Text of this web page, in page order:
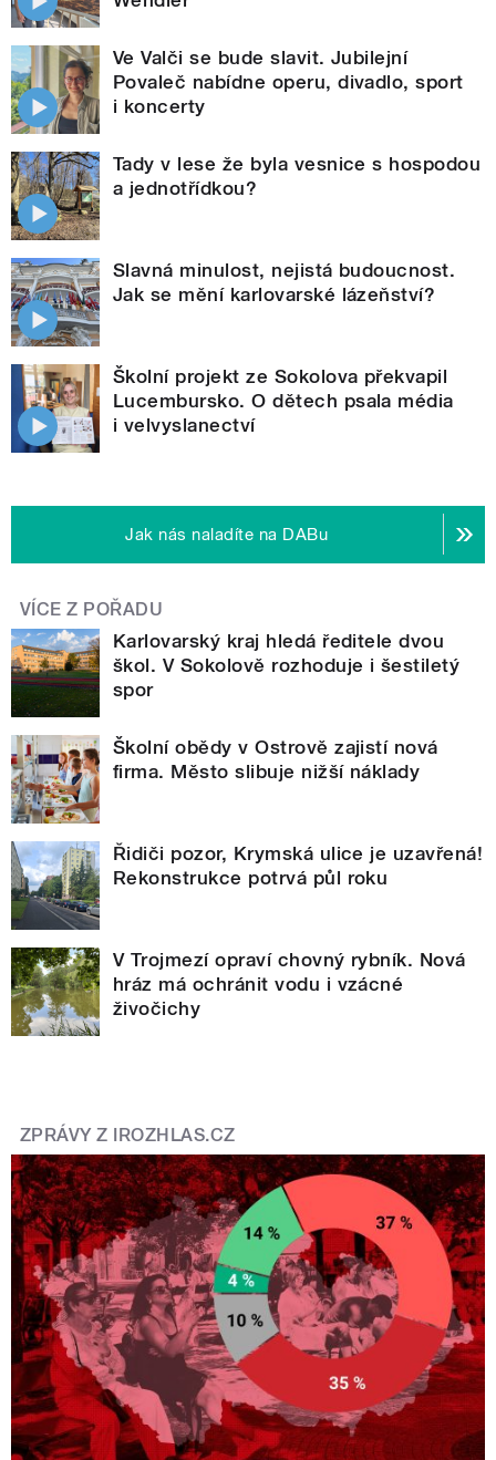
Ve Valči se bude slavit. Jubilejní
Povaleč nabídne operu, divadlo, sport
i koncerty
Tady v lese že byla vesnice s hospodou
a jednotřídkou?
Slavná minulost, nejistá budoucnost.
Jak se mění karlovarské lázeňství?
Školní projekt ze Sokolova překvapil
Lucembursko. O dětech psala média
i velvyslanectví
Jak nás naladíte na DABu
VÍCE Z POŘADU
Karlovarský kraj hledá ředitele dvou
škol. V Sokolově rozhoduje i šestiletý
spor
Školní obědy v Ostrově zajistí nová
firma. Město slibuje nižší náklady
Řidiči pozor, Krymská ulice je uzavřená!
Rekonstrukce potrvá půl roku
V Trojmezí opraví chovný rybník. Nová
hráz má ochránit vodu i vzácné
živočichy
ZPRÁVY Z IROZHLAS.CZ